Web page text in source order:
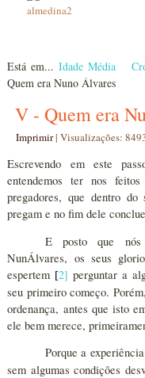
Está em...Idade Média
Quem era Nuno Álvares
V - Quem era
Imprimir|Visualizações:
Escrevendo em este
entendemos ter nos
pregadores, que dentro
pregam e no fim dele
E posto que nós
NunÁlvares, os seus
espertem [2] perguntar a
seu primeiro começo.
ordenança, antes que isto
ele bem merece,
Porque a
sem algumas condições